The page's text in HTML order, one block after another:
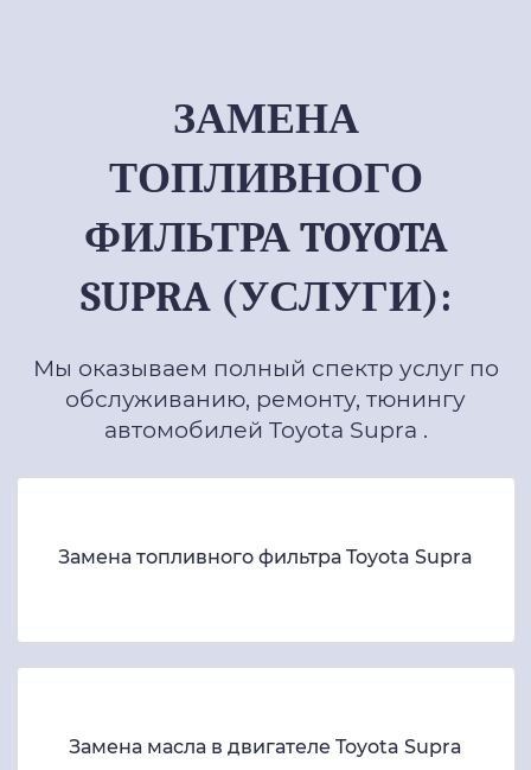
ЗАМЕНА
ТОПЛИВНОГО
ФИЛЬТРА TOYOTA
SUPRA (УСЛУГИ):
Мы оказываем полный спектр услуг по
обслуживанию, ремонту, тюнингу
автомобилей Toyota Supra .
Замена топливного фильтра Toyota Supra
Замена масла в двигателе Toyota Supra